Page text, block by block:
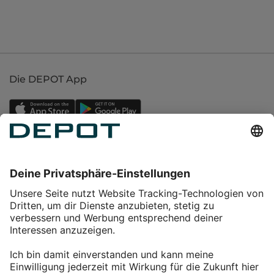
Die DEPOT App
Service
Über DEPOT
Kontakt